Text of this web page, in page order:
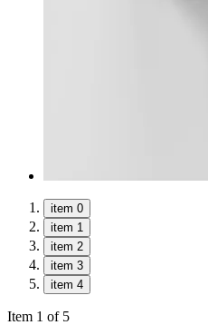
item 0
item 1
item 2
item 3
item 4
Item 1 of 5